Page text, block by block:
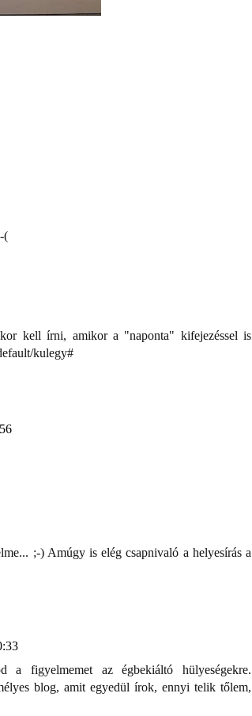
(
kell írni, amikor a "naponta" kifejezéssel is
kulegy#
;-) Amúgy is elég csapnivaló a helyesírás a
figyelmemet az égbekiáltó hülyeségekre.
blog, amit egyedül írok, ennyi telik tőlem,